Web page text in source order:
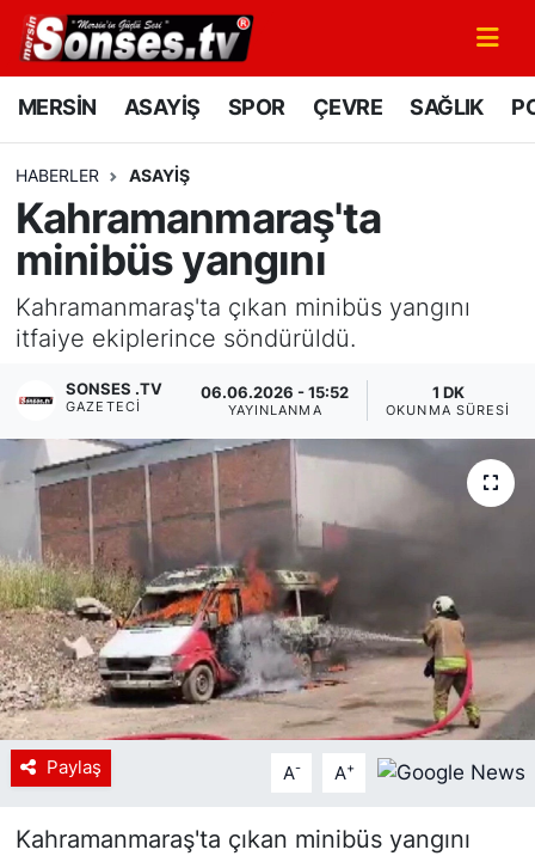
MERSİN ASAYİŞ SPOR ÇEVRE SAĞLIK
HABERLER ASAYİŞ
Kahramanmaraş'ta
minibüs yangını
Kahramanmaraş'ta çıkan minibüs yangını
itfaiye ekiplerince söndürüldü.
SONSES .TV
GAZETECI
06.06.2026 - 15:52
YAYINLANMA
1 DK
OKUNMA SÜRESI
Paylaş A- A+
Kahramanmaraş'ta çıkan minibüs yangını
MERSİN
SPOR
GÜNÜN MANŞETİ
DÜNYA
KÜLTÜR - SANAT
MAGAZİN
SAĞLIK
Siyaset
YEREL HABER
Haberde insan
Tanıtım
Mersin Nöbetçi Eczaneler
Mersin Namaz Vakitleri
Mersin Trafik Yoğunluk Haritası
Süper Lig Puan Durumu ve Fikstür
Tüm Manşetler
Son Dakika Haberleri
Haber Arşivi